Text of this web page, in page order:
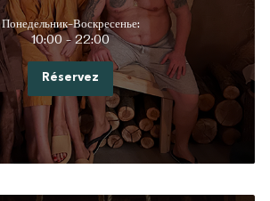
Понедельник-Воскресенье:
10:00 - 22:00
Réservez